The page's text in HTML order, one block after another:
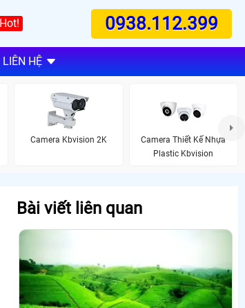
Hot! 0938.112.399
LIÊN HỆ
Camera Kbvision 2K
Camera Thiết Kế Nhựa
Plastic Kbvision
Bài viết liên quan